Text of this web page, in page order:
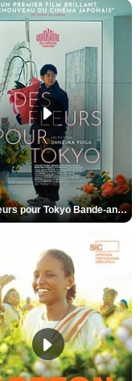
Des Fleurs pour Tokyo Bande-annonce VO STFR